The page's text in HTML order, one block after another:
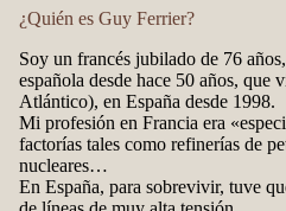
¿Quién es Guy Ferrier?
Soy un francés jubilado de 76
española desde hace 50 años, que
Atlántico), en España desde 1998.
Mi profesión en Francia era
factorías tales como refinerías de
nucleares…
En España, para sobrevivir, tuve